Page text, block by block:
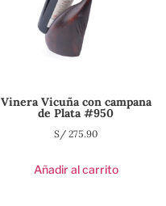
Vinera Vicuña con campana
de Plata #950
S/ 275.90
Añadir al carrito